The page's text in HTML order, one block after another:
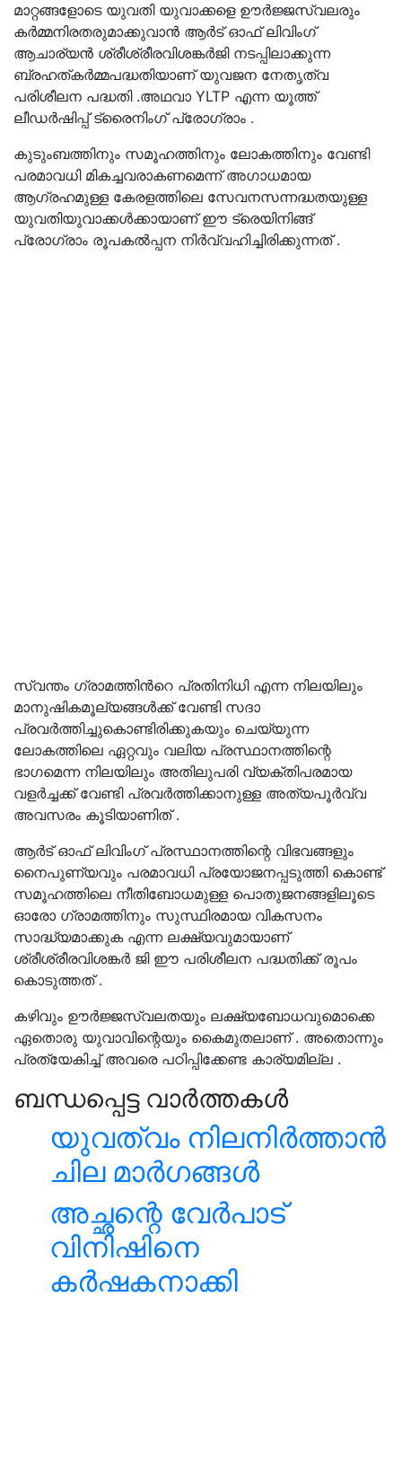
മാറ്റങ്ങളോടെ യുവതി യുവാക്കളെ ഊർജ്ജസ്വലരും
കർമ്മനിരതരുമാക്കുവാൻ ആർട് ഓഫ് ലിവിംഗ്
ആചാര്യൻ ശ്രീശ്രീരവിശങ്കർജി നടപ്പിലാക്കുന്ന
ബ്രഹത്കർമ്മപദ്ധതിയാണ് യുവജന നേതൃത്വ
പരിശീലന പദ്ധതി .അഥവാ YLTP എന്ന യൂത്ത്
ലീഡർഷിപ്പ് ട്രൈനിംഗ് പ്രോഗ്രാം .
കുടുംബത്തിനും സമൂഹത്തിനും ലോകത്തിനും വേണ്ടി
പരമാവധി മികച്ചവരാകണമെന്ന് അഗാധമായ
ആഗ്രഹമുള്ള കേരളത്തിലെ സേവനസന്നദ്ധതയുള്ള
യുവതിയുവാക്കൾക്കായാണ് ഈ ട്രെയിനിങ്ങ്
പ്രോഗ്രാം രൂപകൽപ്പന നിർവ്വഹിച്ചിരിക്കുന്നത്‌ .
സ്വന്തം ഗ്രാമത്തിൻറെ പ്രതിനിധി എന്ന നിലയിലും
മാനുഷികമൂല്യങ്ങൾക്ക് വേണ്ടി സദാ
പ്രവർത്തിച്ചുകൊണ്ടിരിക്കുകയും ചെയ്യുന്ന
ലോകത്തിലെ ഏറ്റവും വലിയ പ്രസ്ഥാനത്തിന്റെ
ഭാഗമെന്ന നിലയിലും അതിലുപരി വ്യക്തിപരമായ
വളർച്ചക്ക് വേണ്ടി പ്രവർത്തിക്കാനുള്ള അത്യപൂർവ്വ
അവസരം കൂടിയാണിത് .
ആർട് ഓഫ് ലിവിംഗ് പ്രസ്ഥാനത്തിന്റെ വിഭവങ്ങളും
നൈപുണ്യവും പരമാവധി പ്രയോജനപ്പടുത്തി കൊണ്ട്
സമൂഹത്തിലെ നീതിബോധമുള്ള പൊതുജനങ്ങളിലൂടെ
ഓരോ ഗ്രാമത്തിനും സുസ്ഥിരമായ വികസനം
സാദ്ധ്യമാക്കുക എന്ന ലക്ഷ്യവുമായാണ്
ശ്രീശ്രീരവിശങ്കർ ജി ഈ പരിശീലന പദ്ധതിക്ക് രൂപം
കൊടുത്തത് .
കഴിവും ഊർജ്ജസ്വലതയും ലക്ഷ്യബോധവുമൊക്കെ
ഏതൊരു യുവാവിന്റെയും കൈമുതലാണ് . അതൊന്നും
പ്രത്യേകിച്ച് അവരെ പഠിപ്പിക്കേണ്ട കാര്യമില്ല .
ബന്ധപ്പെട്ട വാർത്തകൾ
യുവത്വം നിലനിർത്താൻ
ചില മാർഗങ്ങൾ
അച്ഛന്റെ വേർപാട്
വിനിഷിനെ
കർഷകനാക്കി